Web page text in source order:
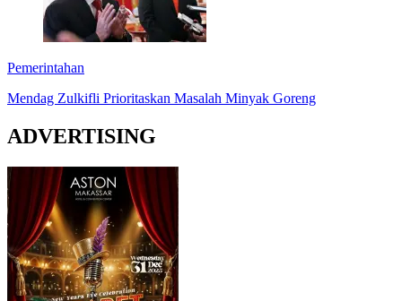
Pemerintahan
Mendag Zulkifli Prioritaskan Masalah Minyak Goreng
ADVERTISING